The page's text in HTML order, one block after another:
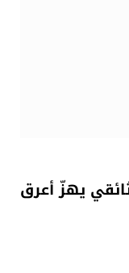
يهزّ أعرق